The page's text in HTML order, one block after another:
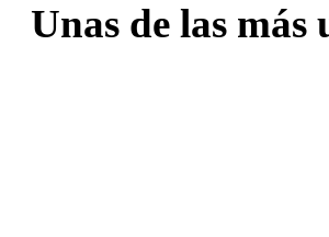
Unas de las más